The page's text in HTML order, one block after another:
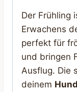
Der Frühling
Erwachens
perfekt für
und bringen
Ausflug. Die
deinem Hund